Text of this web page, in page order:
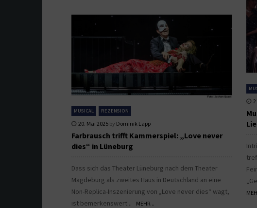
MUSICAL REZENSION
20. Mai 2025 by Dominik Lapp
Farbrausch trifft Kammerspiel: „Love never
dies“ in Lüneburg
Dass sich das Theater Lüneburg nach dem Theater
Magdeburg als zweites Haus in Deutschland an eine
Non-Replica-Inszenierung von „Love never dies“ wagt,
ist bemerkenswert...
MEHR...